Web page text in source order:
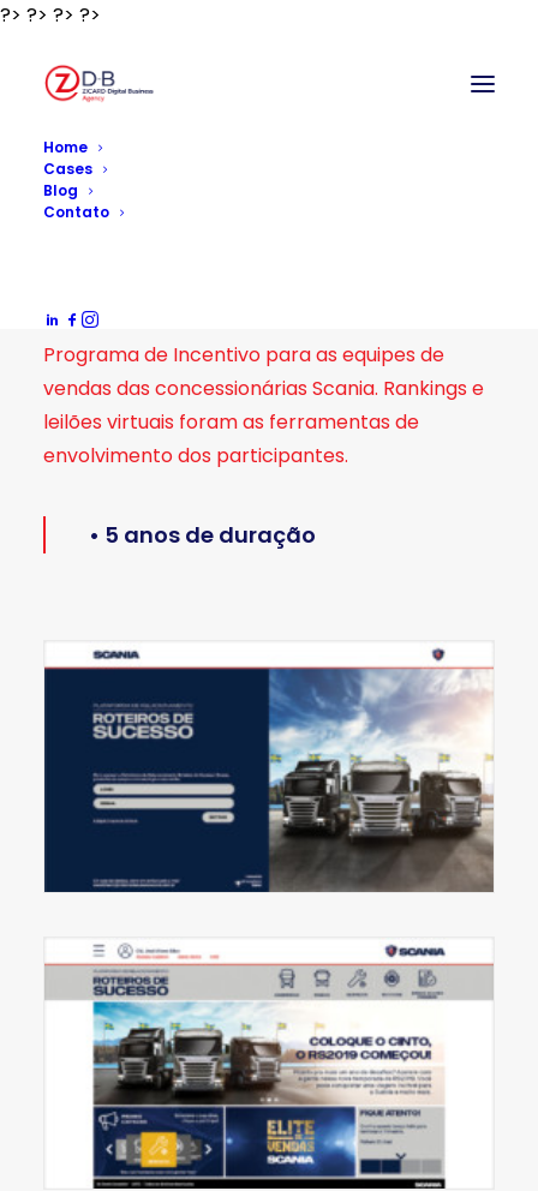
?> ?> ?> ?>
Home
Cases
Blog
Contato
Roteiros de Sucesso –
Programa de Incentivo para as equipes de
vendas das concessionárias Scania. Rankings e
leilões virtuais foram as ferramentas de
envolvimento dos participantes.
• 5 anos de duração